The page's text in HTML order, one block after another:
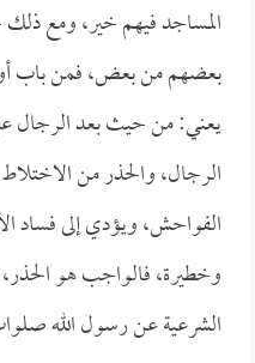
المساجد فيهم خير، ومع ذلك
بعضهم من بعض، فمن باب
يعني: من حيث بعد الرجال
الرجال، والحذر من
الفواحش، ويؤدي إلى فساد
وخطيرة، فالواجب هو الحذر،
الشرعية عن رسول الله